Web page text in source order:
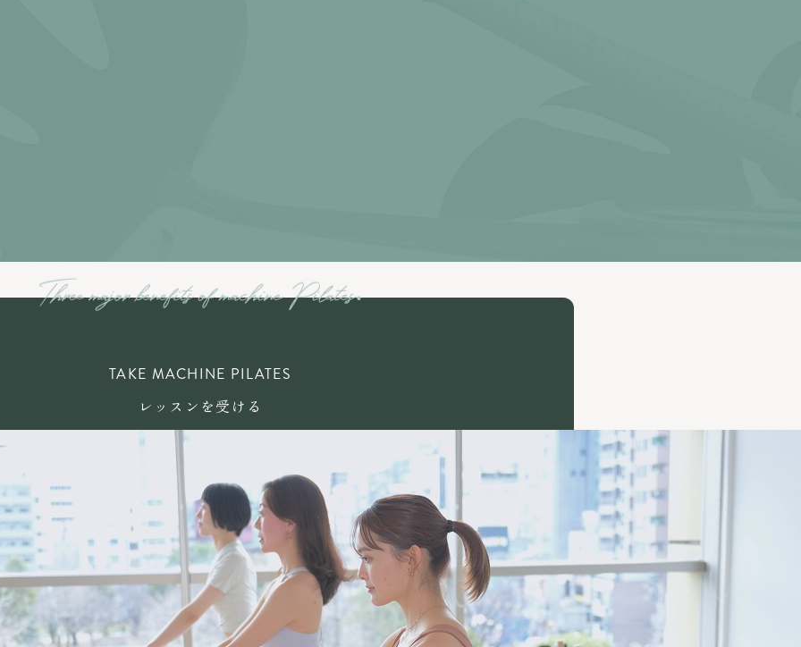
TAKE MACHINE PILATES
レッスンを受ける